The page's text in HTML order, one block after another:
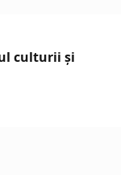
culturii și